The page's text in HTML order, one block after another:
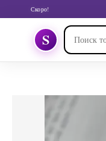
Скоро!
S